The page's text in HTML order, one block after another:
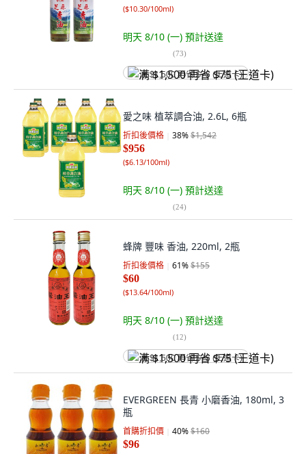
($10.30/100ml)
明天 8/10 (一) 預計送達
(73)
满 $1,500 再省 $75 (王道卡)
愛之味 植萃調合油, 2.6L, 6瓶
折扣後價格 38%$1,542
$956
($6.13/100ml)
明天 8/10 (一) 預計送達
(24)
蜂牌 豐味 香油, 220ml, 2瓶
折扣後價格 61%$155
$60
($13.64/100ml)
明天 8/10 (一) 預計送達
(12)
满 $1,500 再省 $75 (王道卡)
EVERGREEN 長青 小磨香油, 180ml, 3
瓶
首購折扣價 40%$160
$96